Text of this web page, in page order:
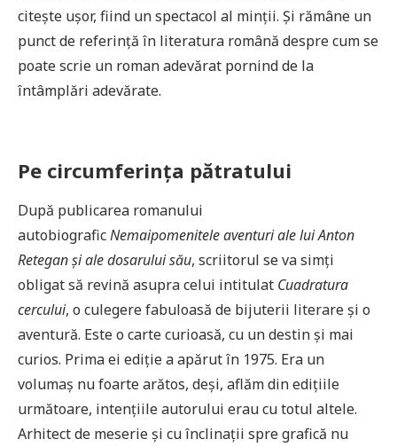
citeşte uşor, fiind un spectacol al minţii. Şi rămâne un
punct de referinţă în literatura română despre cum se
poate scrie un roman adevărat pornind de la
întâmplări adevărate.
Pe circumferinţa pătratului
După publicarea romanului
autobiograficNemaipomenitele aventuri ale lui Anton
Retegan şi ale dosarului său, scriitorul se va simţi
obligat să revină asupra celui intitulat Cuadratura
cercului, o culegere fabuloasă de bijuterii literare şi o
aventură. Este o carte curioasă, cu un destin şi mai
curios. Prima ei ediţie a apărut în 1975. Era un
volumaş nu foarte arătos, deşi, aflăm din ediţiile
următoare, intenţiile autorului erau cu totul altele.
Arhitect de meserie şi cu înclinaţii spre grafică nu